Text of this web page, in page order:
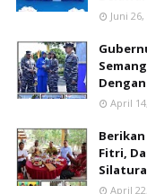
Juni 26,
April
Fitri,
April